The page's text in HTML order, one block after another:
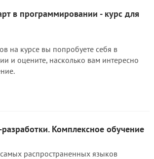
в программировании - курс для
на курсе вы попробуете себя в
и оцените, насколько вам интересно
разработки. Комплексное обучение
распространенных языков